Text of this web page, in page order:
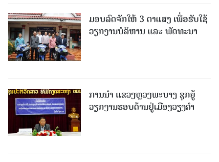
ມອບລົດຈັກໃຫ້ 3 ຕາແສງ ເພື່ອຮັບໃຊ້
ວຽກງານບໍລິຫານ ແລະ ພັດທະນາ
ການນຳ ແຂວງຫຼວງພະບາງ ຊຸກຍູ້
ວຽກງານຮອບດ້ານຢູ່ເມືອງວຽງຄໍາ